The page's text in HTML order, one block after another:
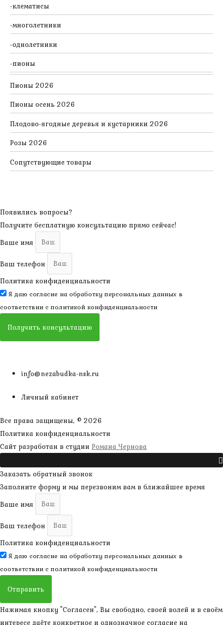
клематисы
многолетники
однолетники
пионы
Пионы 2026
Пионы осень 2026
Плодово-ягодные деревья и кустарники 2026
Розы 2026
Сопутствующие товары
Появились вопросы?
Получите бесплатную консультацию прямо сейчас!
Ваше имя
Ваш телефон
Политика конфиденциальности
Я даю согласие на обработку персональных данных в
соответствии с политикой конфиденциальности
Получить консультацию
info@nezabudka-nsk.ru
Личный кабинет
Все права защищены, © 2026
Политика конфиденциальности
Сайт разработан в студии Романа Чернова
Заказать обратный звонок
Заполните форму и мы перезвоним вам в ближайшее время
Ваше имя
Ваш телефон
Политика конфиденциальности
Я даю согласие на обработку персональных данных в
соответствии с политикой конфиденциальности
Отправить
Нажимая кнопку "Согласен", Вы свободно, своей волей и в своём
интересе даёте конкретное и однозначное согласие на